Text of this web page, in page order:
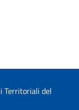
Territoriali del